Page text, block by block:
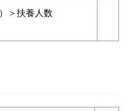
＞扶養人数